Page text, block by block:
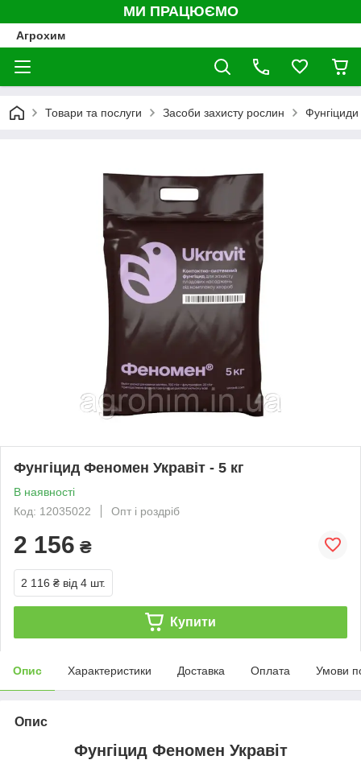
МИ ПРАЦЮЄМО
Агрохим
Товари та послуги Засоби захисту рослин Фунгіциди
Фунгіцид Феномен Укравіт - 5 кг
В наявності
Код: 12035022
Опт і роздріб
2 156 ₴
2 116 ₴ від 4 шт.
Купити
Опис Характеристики Доставка Оплата Умови
Опис
Фунгіцид Феномен Укравіт